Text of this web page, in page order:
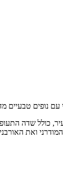
טבעיים
כולל שדה
ואת